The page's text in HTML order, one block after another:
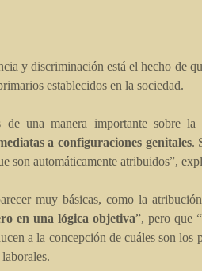
y discriminación está el hecho de
establecidos en la sociedad.
de una manera importante sobre
a configuraciones genitales.
son automáticamente atribuidos”,
muy básicas, como la
en una lógica objetiva”, pero que
a la concepción de cuáles son los